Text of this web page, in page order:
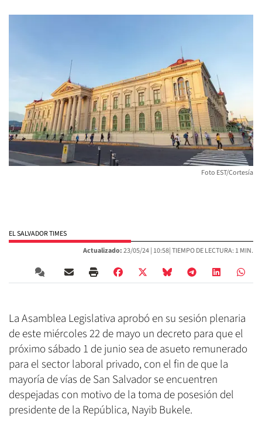
Foto EST/Cortesía
EL SALVADOR TIMES
Actualizado:23/05/24 | 10:58| TIEMPO DE LECTURA: 1 MIN.
La Asamblea Legislativa aprobó en su sesión plenaria
de este miércoles 22 de mayo un decreto para que el
próximo sábado 1 de junio sea de asueto remunerado
para el sector laboral privado, con el fin de que la
mayoría de vías de San Salvador se encuentren
despejadas con motivo de la toma de posesión del
presidente de la República, Nayib Bukele.